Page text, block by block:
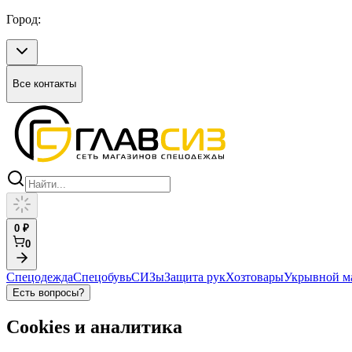
Город:
Все контакты
0 ₽
0
СпецодеждаСпецобувьСИЗыЗащита рукХозтоварыУкрывной
Есть вопросы?
Cookies и аналитика